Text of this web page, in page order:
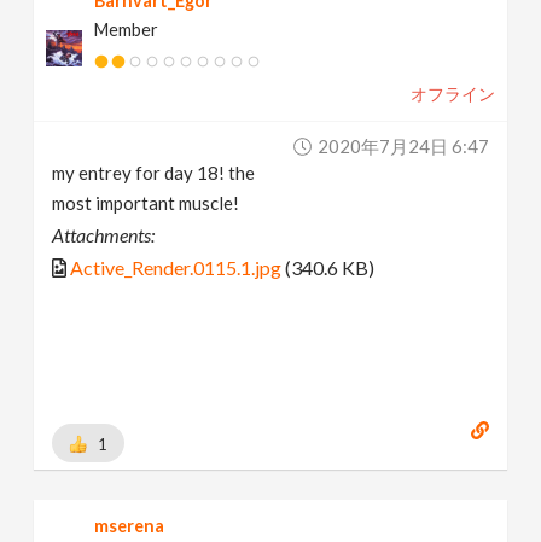
Member
オフライン
2020年7月24日 6:47
my entrey for day 18! the
most important muscle!
Attachments:
Active_Render.0115.1.jpg(340.6 KB)
1
mserena